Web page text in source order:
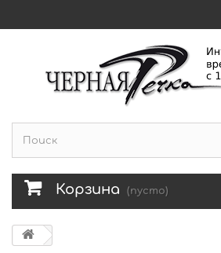
Корзина (пусто)